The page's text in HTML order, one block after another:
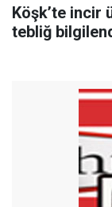
Köşk’te incir
tebliğ